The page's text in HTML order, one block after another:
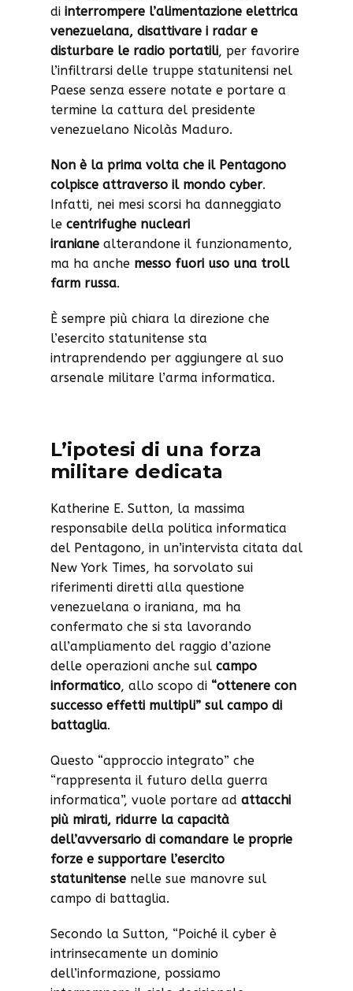
di interrompere l’alimentazione elettrica
venezuelana, disattivare i radar e
disturbare le radio portatili, per favorire
l’infiltrarsi delle truppe statunitensi nel
Paese senza essere notate e portare a
termine la cattura del presidente
venezuelano Nicolàs Maduro.
Non è la prima volta che il Pentagono
colpisce attraverso il mondo cyber.
Infatti, nei mesi scorsi ha danneggiato
le centrifughe nucleari
iraniane alterandone il funzionamento,
ma ha anche messo fuori uso una troll
farm russa.
È sempre più chiara la direzione che
l’esercito statunitense sta
intraprendendo per aggiungere al suo
arsenale militare l’arma informatica.
L’ipotesi di una forza
militare dedicata
Katherine E. Sutton, la massima
responsabile della politica informatica
del Pentagono, in un’intervista citata dal
New York Times, ha sorvolato sui
riferimenti diretti alla questione
venezuelana o iraniana, ma ha
confermato che si sta lavorando
all’ampliamento del raggio d’azione
delle operazioni anche sul campo
informatico, allo scopo di “ottenere con
successo effetti multipli” sul campo di
battaglia.
Questo “approccio integrato” che
“rappresenta il futuro della guerra
informatica”, vuole portare ad attacchi
più mirati, ridurre la capacità
dell’avversario di comandare le proprie
forze e supportare l’esercito
statunitense nelle sue manovre sul
campo di battaglia.
Secondo la Sutton, “Poiché il cyber è
intrinsecamente un dominio
dell’informazione, possiamo